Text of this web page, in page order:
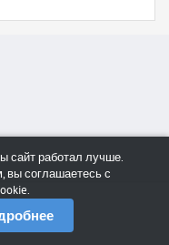
сайт работал лучше.
вы соглашаетесь с